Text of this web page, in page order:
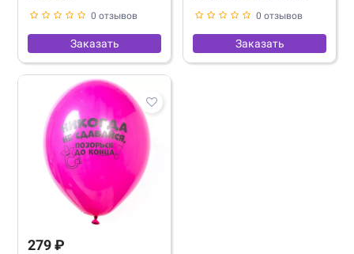
0 отзывов
Заказать
0 отзывов
Заказать
279 ₽